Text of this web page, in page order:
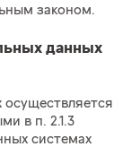
законом.
данных
осуществляется
в п. 2.1.3
системах